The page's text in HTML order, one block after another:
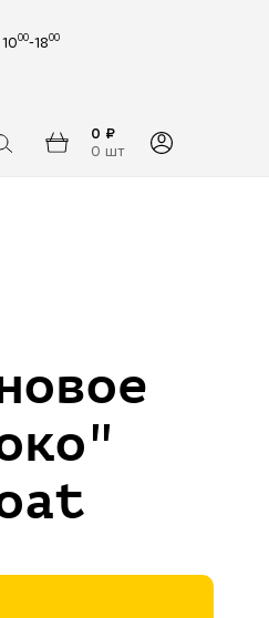
00-1800
0 ₽
0 шт